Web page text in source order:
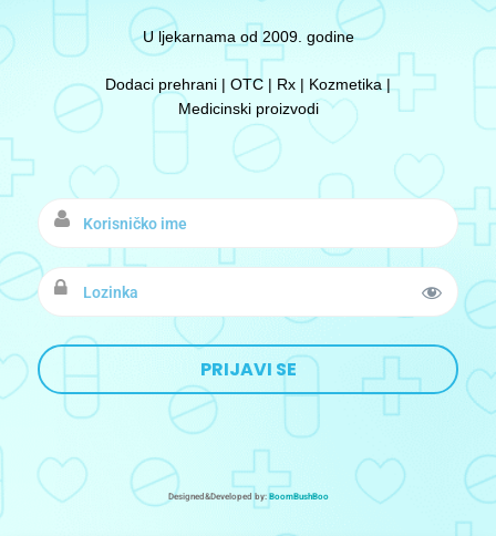
U ljekarnama od 2009. godine
Dodaci prehrani | OTC | Rx | Kozmetika |
Medicinski proizvodi
Designed&Developed by: BoomBushBoo